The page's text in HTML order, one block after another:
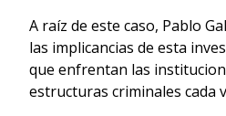
A raíz de este caso, Pablo
las implicancias de esta
que enfrentan las
estructuras criminales cada